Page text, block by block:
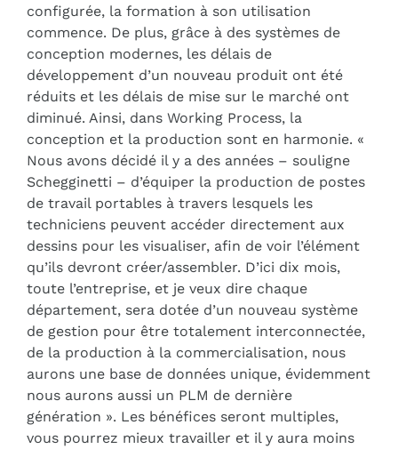
configurée, la formation à son utilisation
commence. De plus, grâce à des systèmes de
conception modernes, les délais de
développement d’un nouveau produit ont été
réduits et les délais de mise sur le marché ont
diminué. Ainsi, dans Working Process, la
conception et la production sont en harmonie. «
Nous avons décidé il y a des années – souligne
Schegginetti – d’équiper la production de postes
de travail portables à travers lesquels les
techniciens peuvent accéder directement aux
dessins pour les visualiser, afin de voir l’élément
qu’ils devront créer/assembler. D’ici dix mois,
toute l’entreprise, et je veux dire chaque
département, sera dotée d’un nouveau système
de gestion pour être totalement interconnectée,
de la production à la commercialisation, nous
aurons une base de données unique, évidemment
nous aurons aussi un PLM de dernière
génération ». Les bénéfices seront multiples,
vous pourrez mieux travailler et il y aura moins